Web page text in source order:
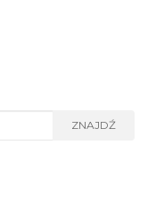
ZNAJDŹ